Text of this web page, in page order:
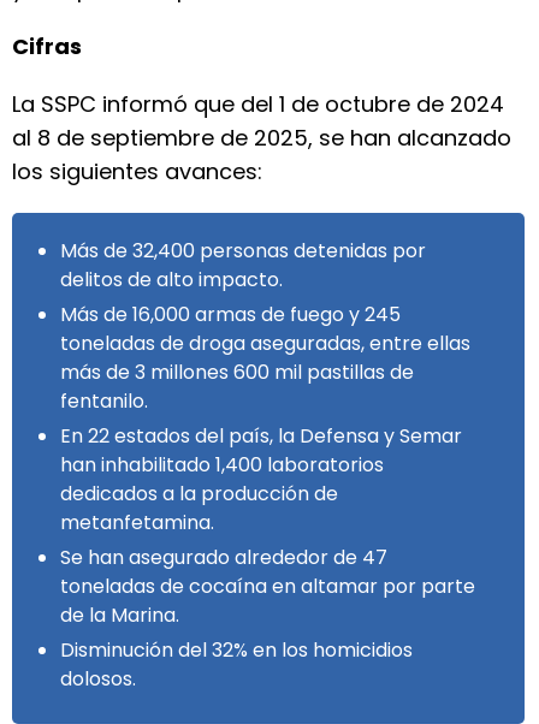
Cifras
La SSPC informó que del 1 de octubre de 2024
al 8 de septiembre de 2025, se han alcanzado
los siguientes avances:
Más de 32,400 personas detenidas por
delitos de alto impacto.
Más de 16,000 armas de fuego y 245
toneladas de droga aseguradas, entre ellas
más de 3 millones 600 mil pastillas de
fentanilo.
En 22 estados del país, la Defensa y Semar
han inhabilitado 1,400 laboratorios
dedicados a la producción de
metanfetamina.
Se han asegurado alrededor de 47
toneladas de cocaína en altamar por parte
de la Marina.
Disminución del 32% en los homicidios
dolosos.